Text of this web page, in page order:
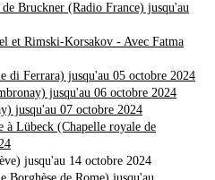
Bruckner (Radio France) jusqu'au
et Rimski-Korsakov - Avec Fatma
di Ferrara) jusqu'au 05 octobre 2024
jusqu'au 06 octobre 2024
jusqu'au 07 octobre 2024
à Lübeck (Chapelle royale de
jusqu'au 14 octobre 2024